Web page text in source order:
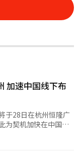
加速中国线下布
于28日在杭州恒隆广
为契机加快在中国市